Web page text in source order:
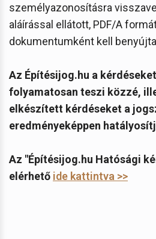
személyazonosításra
aláírással ellátott, PDF/A
dokumentumként kell
Az Építésijog.hu a
folyamatosan teszi közzé,
elkészített kérdéseket a
eredményeképpen
Az "Építésijog.hu Hatósági
elérhető ide kattintva >>